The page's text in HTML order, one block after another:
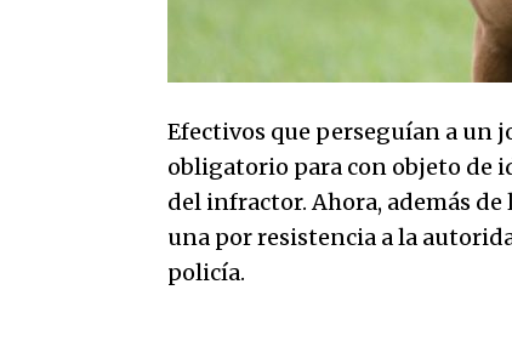
Efectivos que perseguían a un
obligatorio para con objeto de
del infractor. Ahora, además
una por resistencia a la
policía.